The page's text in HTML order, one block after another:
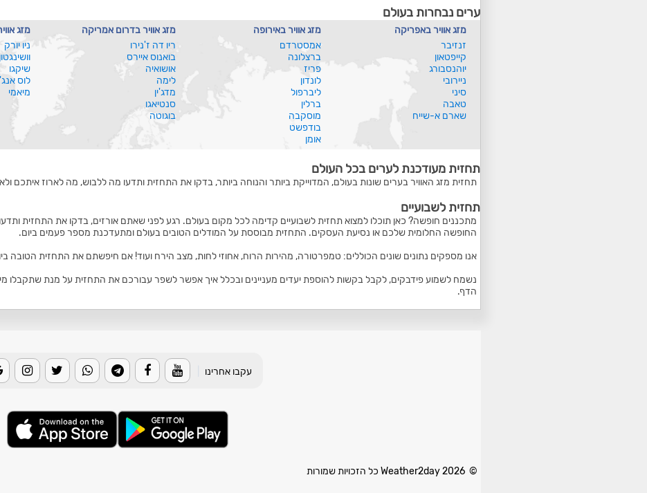
ערים נבחרות בעולם
מזג אוויר באפריקה
זנזיבר
קייפטאון
יוהנסבורג
ניירובי
סיני
טאבה
שארם א-שייח
מזג אוויר באירופה
אמסטרדם
ברצלונה
פריז
לונדון
ליברפול
ברלין
מוסקבה
בודפשט
אומן
מזג אוויר בדרום אמריקה
ריו דה ז'נירו
בואנוס איירס
אושואיה
לימה
מדג'ין
סנטיאגו
בוגוטה
מזג
ניו יורק
וושינגטון
שיקגו
לוס
מיאמי
תחזית מעודכנת לערים בכל העולם
תחזית מזג האוויר בערים שונות בעולם, המדוייקת ביותר והנוחה ביותר, בדקו את התחזית ותדעו מה ללבוש, מה לארוז איתכם
תחזית לשבועיים
מתכננים חופשה? כאן תוכלו למצוא תחזית לשבועיים קדימה לכל מקום בעולם. רגע לפני שאתם אורזים, בדקו את התחזית
החופשה החלומית שלכם או נסיעת העסקים. התחזית מבוססת על המודלים הטובים בעולם ומתעדכנת מספר פעמים ביום.
אנו מספקים נתונים שונים הכוללים: טמפרטורה, מהירות הרוח, אחוזי לחות, מצב הירח ועוד! אם חיפשתם את התחזית הטובה
נשמח לשמוע פידבקים, לקבל בקשות להוספת יעדים מעניינים ובכלל איך אפשר לשפר עבורכם את התחזית על מנת שתקבלו
הדף.
עקבו אחרינו
© 2026 Weather2day כל הזכויות שמורות